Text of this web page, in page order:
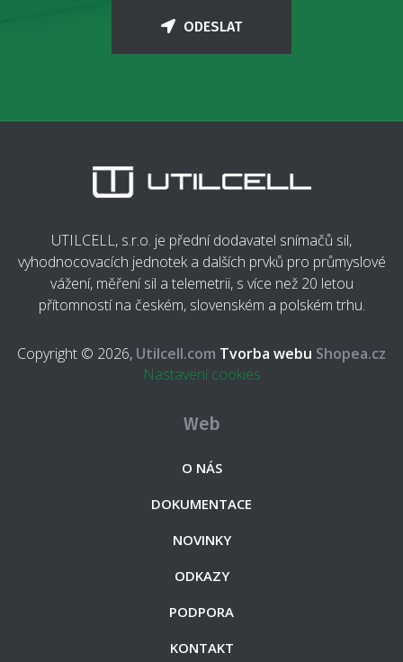
ODESLAT
UTILCELL, s.r.o. je přední dodavatel snímačů sil,
vyhodnocovacích jednotek a dalších prvků pro průmyslové
vážení, měření sil a telemetrii, s více než 20 letou
přítomností na českém, slovenském a polském trhu.
Copyright © 2026, Utilcell.com Tvorba webu Shopea.cz
Nastavení cookies
Web
O NÁS
DOKUMENTACE
NOVINKY
ODKAZY
PODPORA
KONTAKT